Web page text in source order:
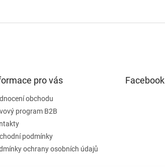
pro vás
obchodu
program B2B
podmínky
ochrany osobních údajů
Facebook